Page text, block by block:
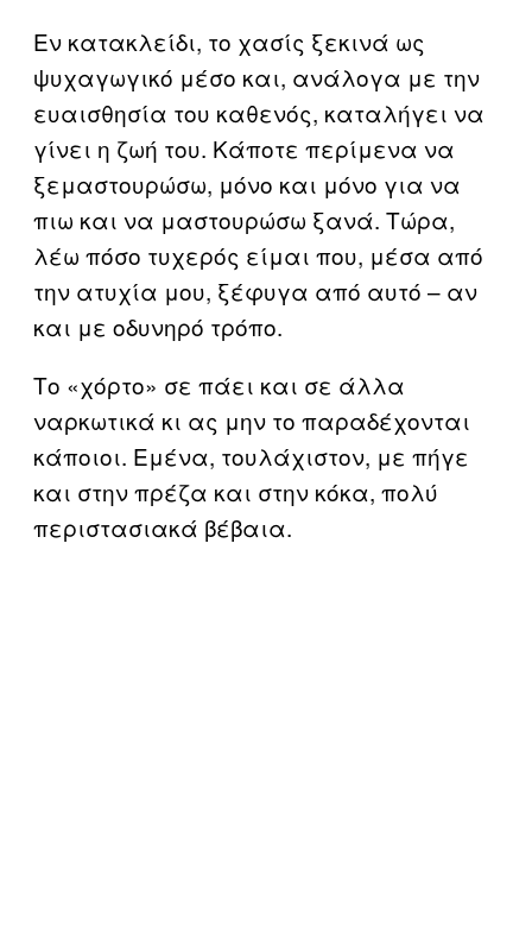
Εν κατακλείδι, το χασίς ξεκινά ως
ψυχαγωγικό μέσο και, ανάλογα με την
ευαισθησία του καθενός, καταλήγει να
γίνει η ζωή του. Κάποτε περίμενα να
ξεμαστουρώσω, μόνο και μόνο για να
πιω και να μαστουρώσω ξανά. Τώρα,
λέω πόσο τυχερός είμαι που, μέσα από
την ατυχία μου, ξέφυγα από αυτό – αν
και με οδυνηρό τρόπο.
Το «χόρτο» σε πάει και σε άλλα
ναρκωτικά κι ας μην το παραδέχονται
κάποιοι. Εμένα, τουλάχιστον, με πήγε
και στην πρέζα και στην κόκα, πολύ
περιστασιακά βέβαια.